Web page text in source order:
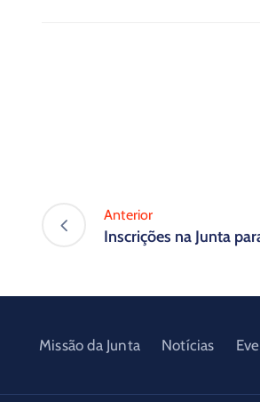
Anterior
Inscrições na Junta
Missão da Junta Notícias